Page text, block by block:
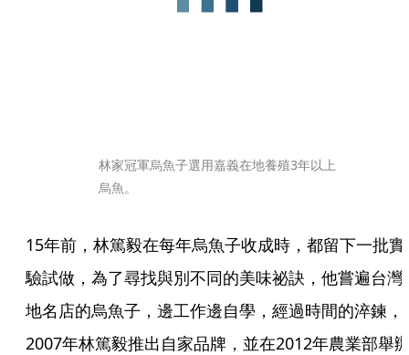
林家冠軍烏魚子選用嘉義在地養殖3年以上
烏魚。
15年前，林篤毅在每年烏魚子收成時，都留下一批實
驗試做，為了尋找與別不同的美味祕訣，他嘗遍台灣
地名店的烏魚子，邊工作邊自學，經過時間的淬鍊，
2007年林篤毅推出自家品牌，並在2012年農業部舉